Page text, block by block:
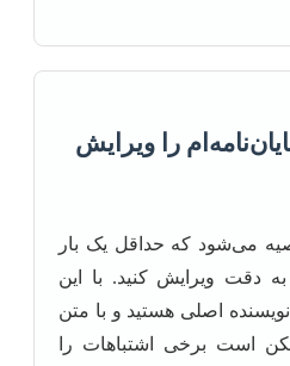
را ویرایش
می‌شود که حداقل یک بار
به دقت ویرایش کنید. با این
اصلی هستید و با متن
است برخی اشتباهات را